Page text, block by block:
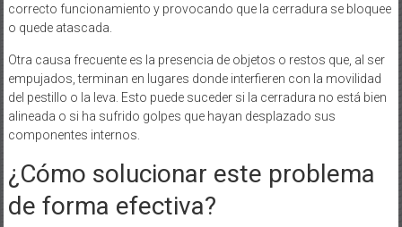
correcto funcionamiento y provocando que la cerradura se bloquee
o quede atascada.
Otra causa frecuente es la presencia de objetos o restos que, al ser
empujados, terminan en lugares donde interfieren con la movilidad
del pestillo o la leva. Esto puede suceder si la cerradura no está bien
alineada o si ha sufrido golpes que hayan desplazado sus
componentes internos.
¿Cómo solucionar este problema
de forma efectiva?